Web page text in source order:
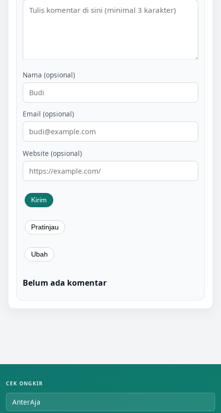
Nama (opsional)
Email (opsional)
Website (opsional)
Belum ada komentar
CEK ONGKIR
AnterAja